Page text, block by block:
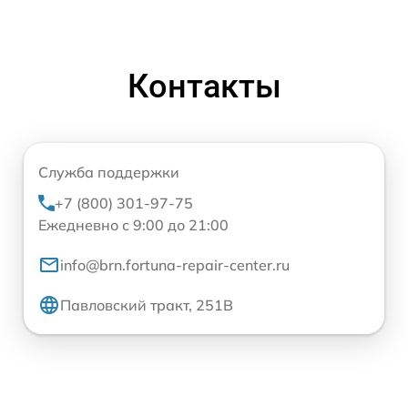
Контакты
Служба поддержки
+7 (800) 301-97-75
Ежедневно с 9:00 до 21:00
info@brn.fortuna-repair-center.ru
Павловский тракт, 251В